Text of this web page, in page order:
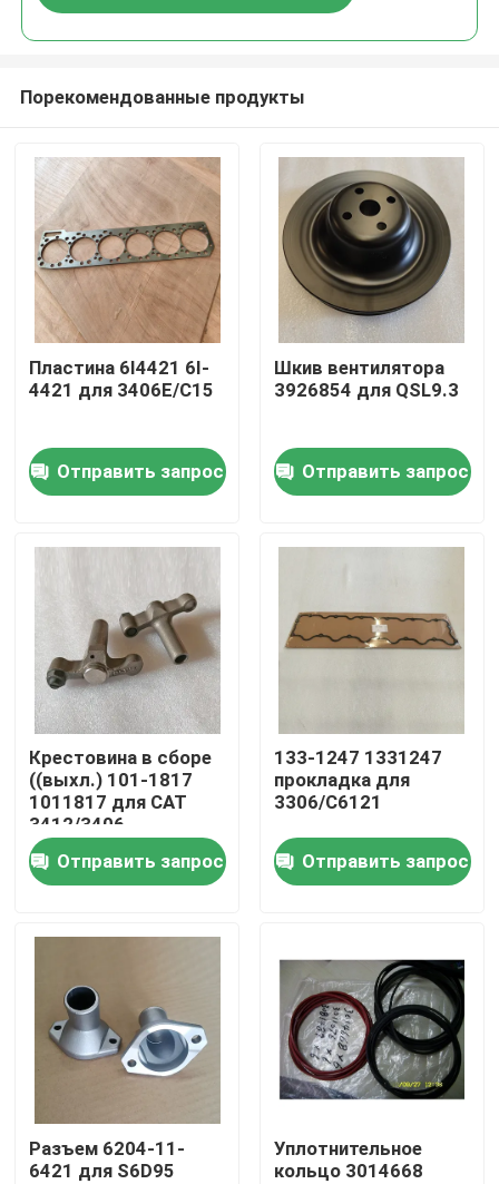
Продукты
Видеозаписи
О нас
Экскурсия по заводу
Контроль качества
Новости
Блог
Порекомендованные продукты
Пластина 6I4421 6I-
4421 для 3406E/C15
Отправить запрос
Шкив вентилятора
3926854 для QSL9.3
Отправить запрос
Крестовина в сборе
((выхл.) 101-1817
1011817 для CAT
3412/3406
Отправить запрос
133-1247 1331247
прокладка для
3306/C6121
Отправить запрос
Разъем 6204-11-
6421 для S6D95
Уплотнительное
кольцо 3014668